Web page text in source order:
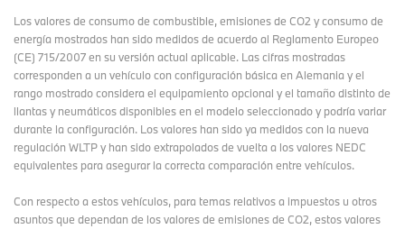
Los valores de consumo de combustible, emisiones de CO2 y consumo de
energía mostrados han sido medidos de acuerdo al Reglamento Europeo
(CE) 715/2007 en su versión actual aplicable. Las cifras mostradas
corresponden a un vehículo con configuración básica en Alemania y el
rango mostrado considera el equipamiento opcional y el tamaño distinto de
llantas y neumáticos disponibles en el modelo seleccionado y podría variar
durante la configuración. Los valores han sido ya medidos con la nueva
regulación WLTP y han sido extrapolados de vuelta a los valores NEDC
equivalentes para asegurar la correcta comparación entre vehículos.
Con respecto a estos vehículos, para temas relativos a impuestos u otros
asuntos que dependan de los valores de emisiones de CO2, estos valores